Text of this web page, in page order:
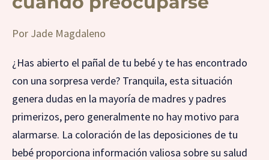
Por Jade Magdaleno
¿Has abierto el pañal de tu bebé y te has encontrado
con una sorpresa verde? Tranquila, esta situación
genera dudas en la mayoría de madres y padres
primerizos, pero generalmente no hay motivo para
alarmarse. La coloración de las deposiciones de tu
bebé proporciona información valiosa sobre su salud